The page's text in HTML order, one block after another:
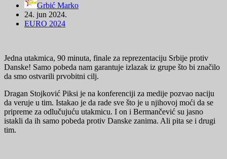
Grbić Marko
24. jun 2024.
EURO 2024
Jedna utakmica, 90 minuta, finale za reprezentaciju Srbije protiv
Danske! Samo pobeda nam garantuje izlazak iz grupe što bi značilo
da smo ostvarili prvobitni cilj.
Dragan Stojković Piksi je na konferenciji za medije pozvao naciju
da veruje u tim. Istakao je da rade sve što je u njihovoj moći da se
pripreme za odlučujuću utakmicu. I on i Bermančević su jasno
istakli da ih samo pobeda protiv Danske zanima. Ali pita se i drugi
tim.